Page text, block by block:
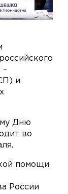
–
и
Дню
во
помощи
России